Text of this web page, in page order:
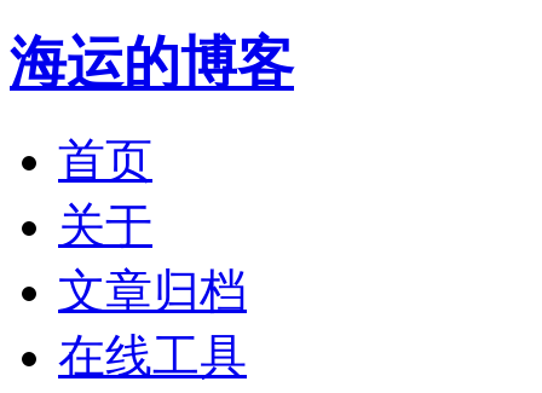
海运的博客
首页
关于
文章归档
在线工具